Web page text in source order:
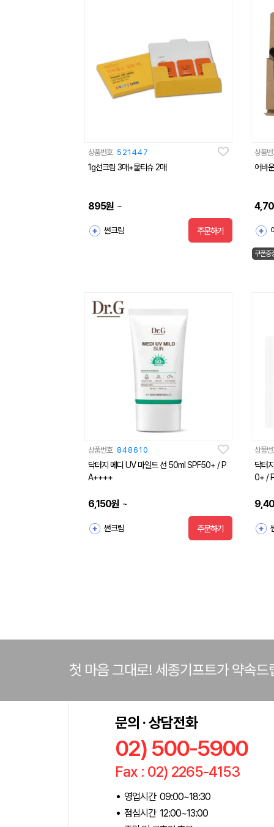
상품번호 521447
1g선크림 3매+물티슈 2매
895원 ~
썬크림 주문하기
상품
어바
쿠폰증
상품번호 848610
닥터지 메디 UV 마일드 선 50ml SPF50+ / P
A++++
6,150원 ~
썬크림 주문하기
상품
닥터
0+ /
첫 마음 그대로! 세종기프트가 약속드
문의 · 상담전화
02) 500-5900
Fax : 02) 2265-4153
영업시간 09:00~18:30
점심시간 12:00~13:00